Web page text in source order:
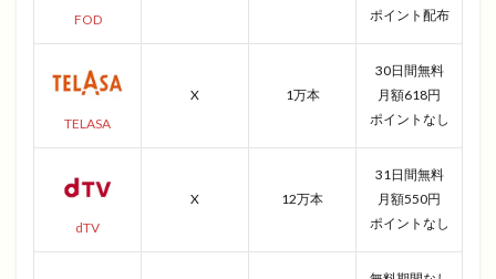
FOD
ポイント配布
TELASA
X 1万本
30日間無料
月額618円
ポイントなし
dTV
X 12万本
31日間無料
月額550円
ポイントなし